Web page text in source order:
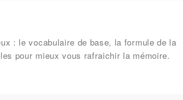
: le vocabulaire de base, la formule de la
pour mieux vous rafraichir la mémoire.